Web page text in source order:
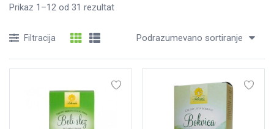
Zapamti me Izgubljena lozinka?
Prikaz 1–12 od 31 rezultat
Filtracija Podrazumevano sortiranje